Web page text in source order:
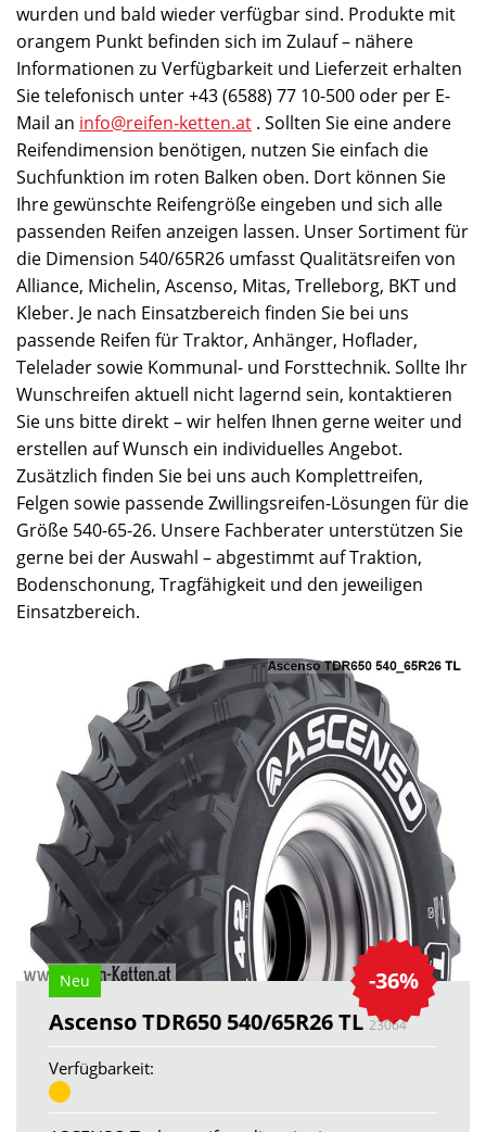
wurden und bald wieder verfügbar sind. Produkte mit
orangem Punkt befinden sich im Zulauf – nähere
Informationen zu Verfügbarkeit und Lieferzeit erhalten
Sie telefonisch unter +43 (6588) 77 10-500 oder per E-
Mail an info@reifen-ketten.at . Sollten Sie eine andere
Reifendimension benötigen, nutzen Sie einfach die
Suchfunktion im roten Balken oben. Dort können Sie
Ihre gewünschte Reifengröße eingeben und sich alle
passenden Reifen anzeigen lassen. Unser Sortiment für
die Dimension 540/65R26 umfasst Qualitätsreifen von
Alliance, Michelin, Ascenso, Mitas, Trelleborg, BKT und
Kleber. Je nach Einsatzbereich finden Sie bei uns
passende Reifen für Traktor, Anhänger, Hoflader,
Telelader sowie Kommunal- und Forsttechnik. Sollte Ihr
Wunschreifen aktuell nicht lagernd sein, kontaktieren
Sie uns bitte direkt – wir helfen Ihnen gerne weiter und
erstellen auf Wunsch ein individuelles Angebot.
Zusätzlich finden Sie bei uns auch Komplettreifen,
Felgen sowie passende Zwillingsreifen-Lösungen für die
Größe 540-65-26. Unsere Fachberater unterstützen Sie
gerne bei der Auswahl – abgestimmt auf Traktion,
Bodenschonung, Tragfähigkeit und den jeweiligen
Einsatzbereich.
-36%
Neu
Ascenso TDR650 540/65R26 TL23064
Verfügbarkeit: